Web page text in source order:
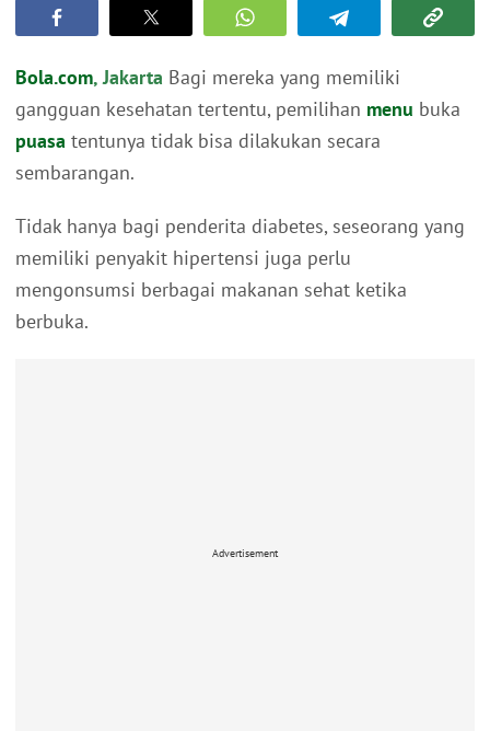
Bola.com, Jakarta Bagi mereka yang memiliki
gangguan kesehatan tertentu, pemilihan menu buka
puasa tentunya tidak bisa dilakukan secara
sembarangan.
Tidak hanya bagi penderita diabetes, seseorang yang
memiliki penyakit hipertensi juga perlu
mengonsumsi berbagai makanan sehat ketika
berbuka.
Advertisement